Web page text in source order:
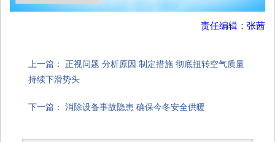
责任编辑：张茜
上一篇： 正视问题 分析原因 制定措施 彻底扭转空气质量
持续下滑势头
下一篇： 消除设备事故隐患 确保今冬安全供暖